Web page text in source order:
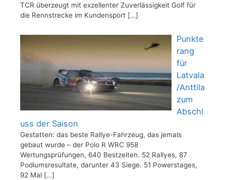
TCR überzeugt mit exzellenter Zuverlässigkeit Golf für
die Rennstrecke im Kundensport […]
Punkte
rang
für
Latvala
/Anttila
zum
Abschl
uss der Saison
Gestatten: das beste Rallye-Fahrzeug, das jemals
gebaut wurde – der Polo R WRC 958
Wertungsprüfungen, 640 Bestzeiten. 52 Rallyes, 87
Podiumsresultate, darunter 43 Siege. 51 Powerstages,
92 Mal […]